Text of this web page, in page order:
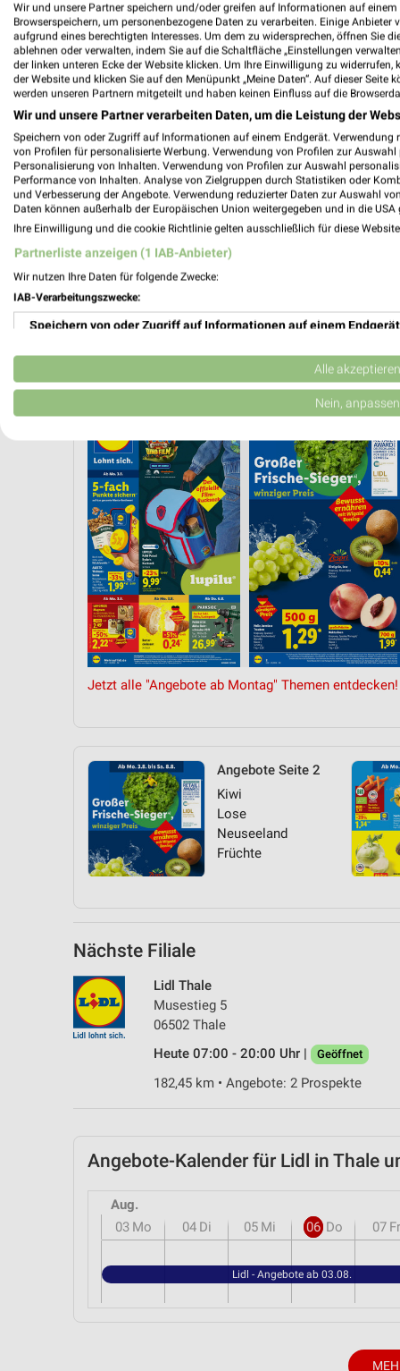
ANGEBOTE AB DONNERSTAG
Jetzt alle "Angebote ab Montag" Themen entdecken!
Angebote Seite 2
Kiwi
Lose
Neuseeland
Früchte
Nächste Filiale
Lidl Thale
Musestieg 5
06502 Thale
Heute 07:00 - 20:00 Uhr |
Geöffnet
182,45 km • Angebote: 2 Prospekte
Angebote-Kalender für Lidl in Thale
Aug.
03 Mo 04 Di 05 Mi 06 Do 07 Fr
Lidl - Angebote ab 03.08.
Wir und unsere Partner speichern und/oder greifen auf Informationen auf einem
Browserspeichern, um personenbezogene Daten zu verarbeiten. Einige
aufgrund eines berechtigten Interesses. Um dem zu widersprechen, öffnen Sie
ablehnen oder verwalten, indem Sie auf die Schaltfläche „Einstellungen
der linken unteren Ecke der Website klicken. Um Ihre Einwilligung zu
der Website und klicken Sie auf den Menüpunkt „Meine Daten“. Auf dieser
werden unseren Partnern mitgeteilt und haben keinen Einfluss auf die
Wir und unsere Partner verarbeiten Daten, um die Leistung der
Speichern von oder Zugriff auf Informationen auf einem Endgerät. Verwendung
von Profilen für personalisierte Werbung. Verwendung von Profilen zur
Personalisierung von Inhalten. Verwendung von Profilen zur Auswahl
Performance von Inhalten. Analyse von Zielgruppen durch Statistiken oder
und Verbesserung der Angebote. Verwendung reduzierter Daten zur Auswahl
Daten können außerhalb der Europäischen Union weitergegeben und in die USA
Ihre Einwilligung und die cookie Richtlinie gelten ausschließlich für diese
Partnerliste anzeigen (1 IAB-Anbieter)
Wir nutzen Ihre Daten für folgende Zwecke:
IAB-Verarbeitungszwecke:
Speichern von oder Zugriff auf Informationen auf einem Endgerät
Verwendung reduzierter Daten zur Auswahl von Werbeanzeigen
Erstellung von Profilen für personalisierte Werbung
Erstellung von Profilen zur Personalisierung von Inhalten
Verwendung von Profilen zur Auswahl personalisierter Inhalte
Messung der Werbeleistung
Messung der Performance von Inhalten
Analyse von Zielgruppen durch Statistiken oder Kombinationen
Entwicklung und Verbesserung der Angebote
Verwendung genauer Standortdaten
Geräte anhand von aktiv angeforderten Informationen
Nicht-IAB-Verarbeitungszwecke:
Notwendig
Alle akzeptieren
Nein, anpassen